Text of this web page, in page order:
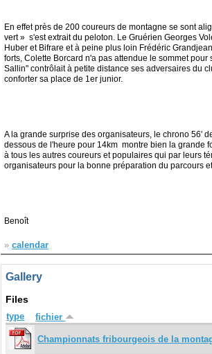
En effet près de 200 coureurs de montagne se sont
vert » s'est extrait du peloton. Le Gruérien Georges
Huber et Bifrare et à peine plus loin Frédéric
forts, Colette Borcard n'a pas attendue le sommet
Sallin" contrôlait à petite distance ses adversaires du
conforter sa place de 1er junior.
A la grande surprise des organisateurs, le chrono 56'
dessous de l'heure pour 14km montre bien la grande
à tous les autres coureurs et populaires qui par leurs
organisateurs pour la bonne préparation du parcours
Benoît
» calendar
Gallery
Files
type fichier
Championnats fribourgeois de la